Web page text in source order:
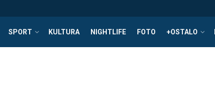
SPORT KULTURA NIGHTLIFE FOTO +OSTALO